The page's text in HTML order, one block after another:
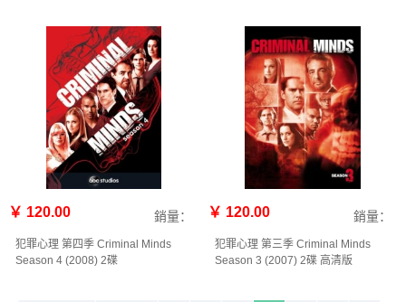
￥ 120.00 銷量：
犯罪心理 第四季 Criminal Minds
Season 4‎ (2008) 2碟
￥ 120.00 銷量：
犯罪心理 第三季 Criminal Minds
Season 3‎ (2007) 2碟 高清版